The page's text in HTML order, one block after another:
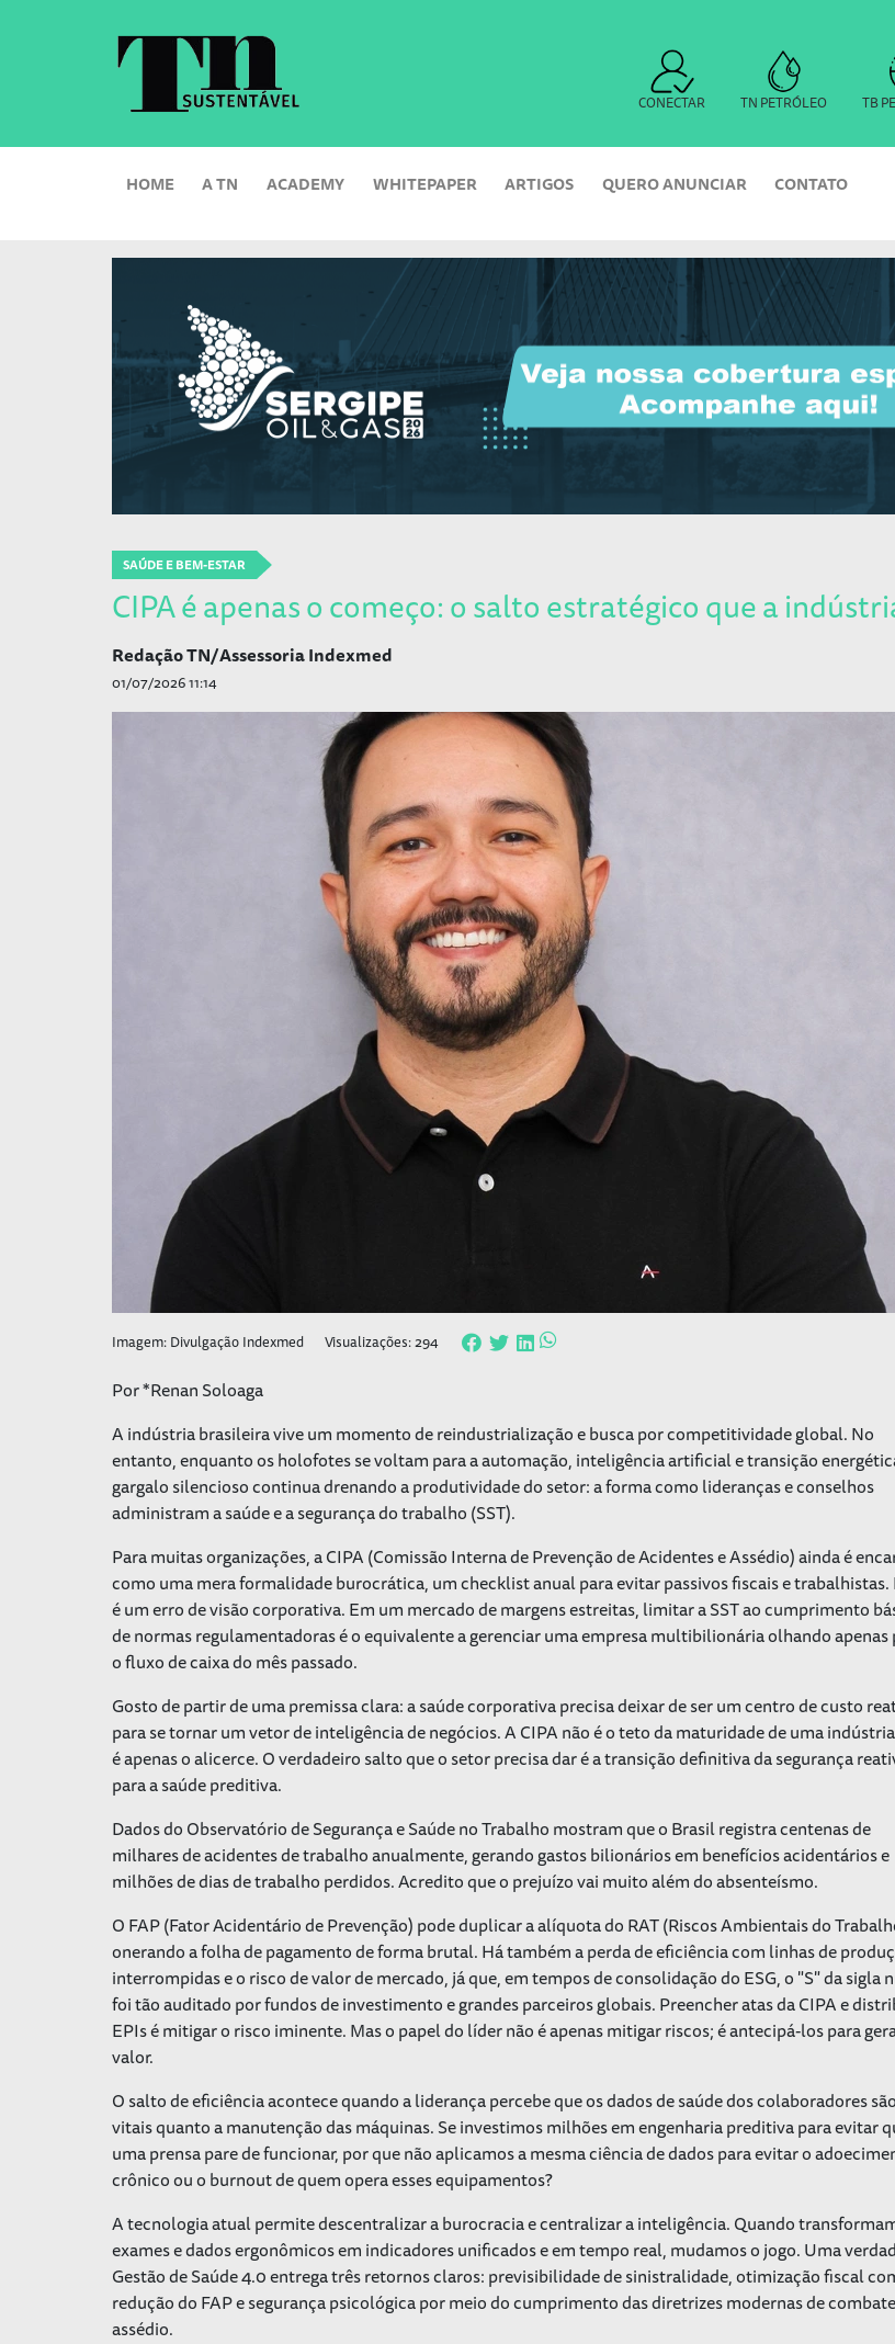
CONECTAR TN PETRÓLEO TB
HOME A TN ACADEMY WHITEPAPER ARTIGOS QUERO ANUNCIAR CONTATO
SAÚDE E BEM-ESTAR
CIPA é apenas o começo: o salto estratégico que a
Redação TN/Assessoria Indexmed
01/07/2026 11:14
Imagem: Divulgação Indexmed Visualizações: 294
Por *Renan Soloaga
A indústria brasileira vive um momento de reindustrialização e busca por competitividade global. No
entanto, enquanto os holofotes se voltam para a automação, inteligência artificial e transição
gargalo silencioso continua drenando a produtividade do setor: a forma como lideranças e conselhos
administram a saúde e a segurança do trabalho (SST).
Para muitas organizações, a CIPA (Comissão Interna de Prevenção de Acidentes e Assédio) ainda é
como uma mera formalidade burocrática, um checklist anual para evitar passivos fiscais e trabalhistas.
é um erro de visão corporativa. Em um mercado de margens estreitas, limitar a SST ao cumprimento
de normas regulamentadoras é o equivalente a gerenciar uma empresa multibilionária olhando apenas
o fluxo de caixa do mês passado.
Gosto de partir de uma premissa clara: a saúde corporativa precisa deixar de ser um centro de custo
para se tornar um vetor de inteligência de negócios. A CIPA não é o teto da maturidade de uma
é apenas o alicerce. O verdadeiro salto que o setor precisa dar é a transição definitiva da segurança
para a saúde preditiva.
Dados do Observatório de Segurança e Saúde no Trabalho mostram que o Brasil registra centenas de
milhares de acidentes de trabalho anualmente, gerando gastos bilionários em benefícios acidentários e
milhões de dias de trabalho perdidos. Acredito que o prejuízo vai muito além do absenteísmo.
O FAP (Fator Acidentário de Prevenção) pode duplicar a alíquota do RAT (Riscos Ambientais do
onerando a folha de pagamento de forma brutal. Há também a perda de eficiência com linhas de
interrompidas e o risco de valor de mercado, já que, em tempos de consolidação do ESG, o "S" da sigla
foi tão auditado por fundos de investimento e grandes parceiros globais. Preencher atas da CIPA e
EPIs é mitigar o risco iminente. Mas o papel do líder não é apenas mitigar riscos; é antecipá-los para
valor.
O salto de eficiência acontece quando a liderança percebe que os dados de saúde dos colaboradores
vitais quanto a manutenção das máquinas. Se investimos milhões em engenharia preditiva para evitar
uma prensa pare de funcionar, por que não aplicamos a mesma ciência de dados para evitar o
crônico ou o burnout de quem opera esses equipamentos?
A tecnologia atual permite descentralizar a burocracia e centralizar a inteligência. Quando
exames e dados ergonômicos em indicadores unificados e em tempo real, mudamos o jogo. Uma
Gestão de Saúde 4.0 entrega três retornos claros: previsibilidade de sinistralidade, otimização fiscal
redução do FAP e segurança psicológica por meio do cumprimento das diretrizes modernas de
assédio.